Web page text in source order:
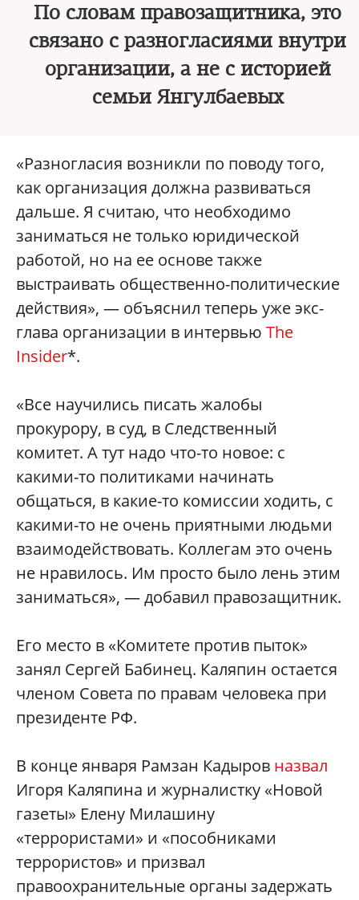
По словам правозащитника, это
связано с разногласиями внутри
организации, а не с историей
семьи Янгулбаевых
«Разногласия возникли по поводу того,
как организация должна развиваться
дальше. Я считаю, что необходимо
заниматься не только юридической
работой, но на ее основе также
выстраивать общественно-политические
действия», — объяснил теперь уже экс-
глава организации в интервью The
Insider*.
«Все научились писать жалобы
прокурору, в суд, в Следственный
комитет. А тут надо что-то новое: с
какими-то политиками начинать
общаться, в какие-то комиссии ходить, с
какими-то не очень приятными людьми
взаимодействовать. Коллегам это очень
не нравилось. Им просто было лень этим
заниматься», — добавил правозащитник.
Его место в «Комитете против пыток»
занял Сергей Бабинец. Каляпин остается
членом Совета по правам человека при
президенте РФ.
В конце января Рамзан Кадыров назвал
Игоря Каляпина и журналистку «Новой
газеты» Елену Милашину
«террористами» и «пособниками
террористов» и призвал
правоохранительные органы задержать